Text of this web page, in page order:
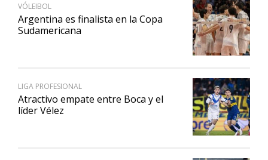
VÓLEIBOL
Argentina es finalista en la Copa
Sudamericana
LIGA PROFESIONAL
Atractivo empate entre Boca y el
líder Vélez